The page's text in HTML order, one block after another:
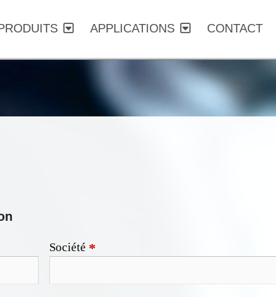
APPLICATIONS CONTACT
Société *